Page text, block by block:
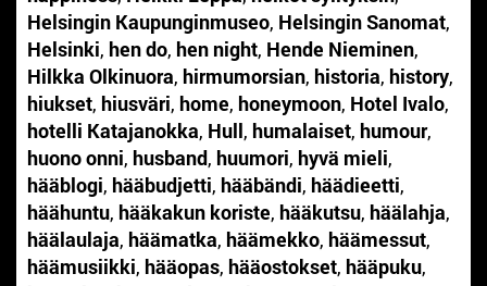
Helsingin Kaupunginmuseo, Helsingin Sanomat,
Helsinki, hen do, hen night, Hende Nieminen,
Hilkka Olkinuora, hirmumorsian, historia, history,
hiukset, hiusväri, home, honeymoon, Hotel Ivalo,
hotelli Katajanokka, Hull, humalaiset, humour,
huono onni, husband, huumori, hyvä mieli,
hääblogi, hääbudjetti, hääbändi, häädieetti,
häähuntu, hääkakun koriste, hääkutsu, häälahja,
häälaulaja, häämatka, häämekko, häämessut,
häämusiikki, hääopas, hääostokset, hääpuku,